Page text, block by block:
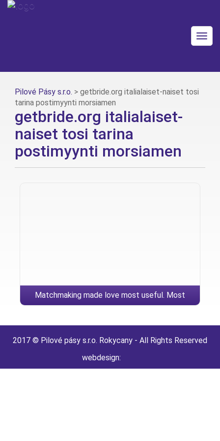
Pilové Pásy s.r.o. > getbride.org italialaiset-naiset tosi
tarina postimyynti morsiamen
getbride.org italialaiset-
naiset tosi tarina
postimyynti morsiamen
Matchmaking made love most useful. Most
2017 © Pilové pásy s.r.o. Rokycany - All Rights Reserved
webdesign: